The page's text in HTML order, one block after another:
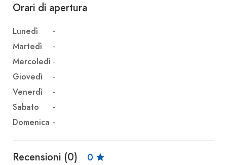
Orari di apertura
Lunedì
-
Martedì
-
Mercoledì -
Giovedì
-
Venerdì
-
Sabato
-
Domenica -
Recensioni (0) 0